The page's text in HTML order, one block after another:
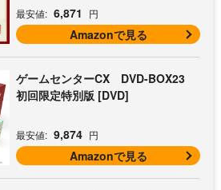
最安値: 6,871 円
Amazonで見る
ゲームセンターCX DVD-BOX23
初回限定特別版 [DVD]
最安値: 9,874 円
Amazonで見る